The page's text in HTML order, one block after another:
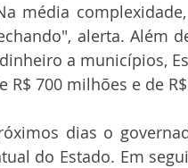
média
alerta. Além
a municípios,
R$ 700 milhões e de
dias o
do Estado. Em